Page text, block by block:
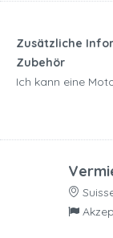
Zusätzliche
Zubehör
Ich kann eine